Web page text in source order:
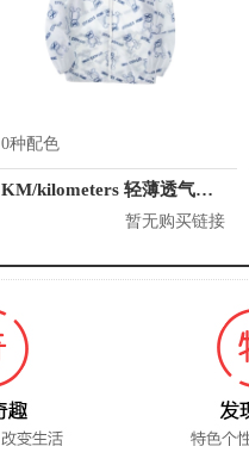
0种配色
KM/kilometers 轻薄透气舒适情侣防晒衣 男女同款 K531J33006921
暂无购买链接